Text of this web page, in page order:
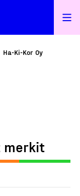
Ha-Ki-Kor Oy
merkit